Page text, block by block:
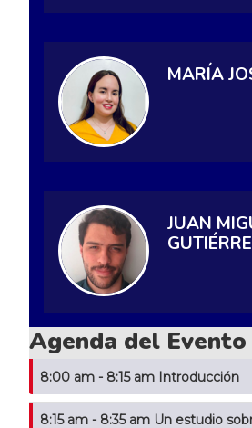
MARÍA
JUAN
Agenda del Evento
8:00 am - 8:15 am Introducción
8:15 am - 8:35 am Un estudio